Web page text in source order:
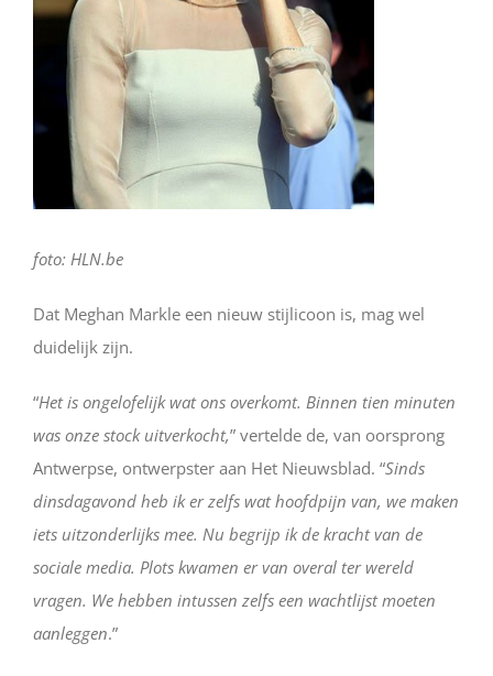
foto: HLN.be
Dat Meghan Markle een nieuw stijlicoon is, mag wel
duidelijk zijn.
“Het is ongelofelijk wat ons overkomt. Binnen tien minuten
was onze stock uitverkocht,” vertelde de, van oorsprong
Antwerpse, ontwerpster aan Het Nieuwsblad. “Sinds
dinsdagavond heb ik er zelfs wat hoofdpijn van, we maken
iets uitzonderlijks mee. Nu begrijp ik de kracht van de
sociale media. Plots kwamen er van overal ter wereld
vragen. We hebben intussen zelfs een wachtlijst moeten
aanleggen.”